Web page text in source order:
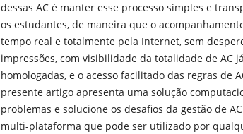
dessas AC é manter esse processo simples e
os estudantes, de maneira que o
tempo real e totalmente pela Internet, sem
impressões, com visibilidade da totalidade de AC
homologadas, e o acesso facilitado das regras de
presente artigo apresenta uma solução
problemas e solucione os desafios da gestão de
multi-plataforma que pode ser utilizado por